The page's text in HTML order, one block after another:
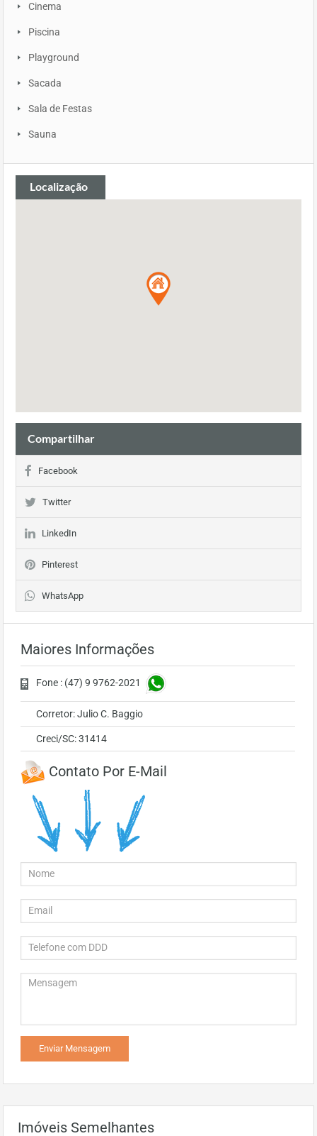
Cinema
Piscina
Playground
Sacada
Sala de Festas
Sauna
Localização
Compartilhar
Facebook
Twitter
LinkedIn
Pinterest
WhatsApp
Maiores Informações
Fone : (47) 9 9762-2021
Corretor: Julio C. Baggio
Creci/SC: 31414
Contato Por E-Mail
Imóveis Semelhantes